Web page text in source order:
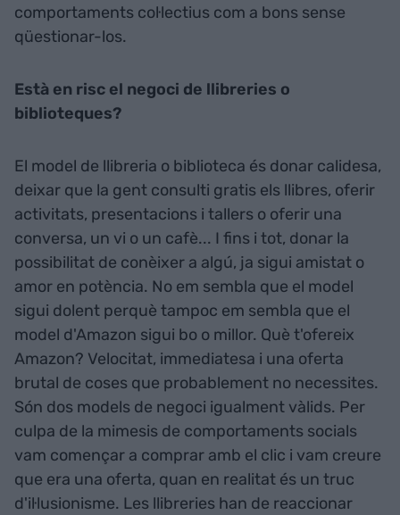
comportaments col·lectius com a bons sense
qüestionar-los.
Està en risc el negoci de llibreries o
biblioteques?
El model de llibreria o biblioteca és donar calidesa,
deixar que la gent consulti gratis els llibres, oferir
activitats, presentacions i tallers o oferir una
conversa, un vi o un cafè... I fins i tot, donar la
possibilitat de conèixer a algú, ja sigui amistat o
amor en potència. No em sembla que el model
sigui dolent perquè tampoc em sembla que el
model d'Amazon sigui bo o millor. Què t'ofereix
Amazon? Velocitat, immediatesa i una oferta
brutal de coses que probablement no necessites.
Són dos models de negoci igualment vàlids. Per
culpa de la mimesis de comportaments socials
vam començar a comprar amb el clic i vam creure
que era una oferta, quan en realitat és un truc
d'il·lusionisme. Les llibreries han de reaccionar